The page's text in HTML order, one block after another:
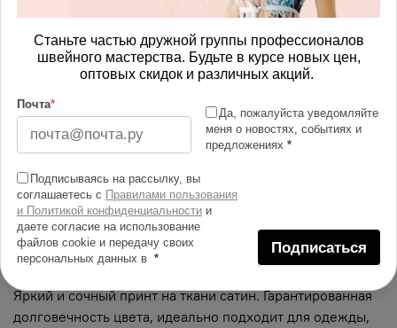
Получить доступ к оптовым ценам
766.00 руб
Купить в 1 клик
Добавить в сравнение
Описание тканей
Яркий и сочный принт на ткани сатин. Гарантированная
долговечность цвета, идеально подходит для одежды,
Станьте частью дружной группы профессионалов
швейного мастерства. Будьте в курсе новых цен,
оптовых скидок и различных акций.
Почта*
Да, пожалуйста уведомляйте
меня о новостях, событиях и
предложениях *
Подписываясь на рассылку, вы
соглашаетесь с Правилами пользования
и Политикой конфиденциальности и
даете согласие на использование
файлов cookie и передачу своих
персональных данных в *
Подписаться